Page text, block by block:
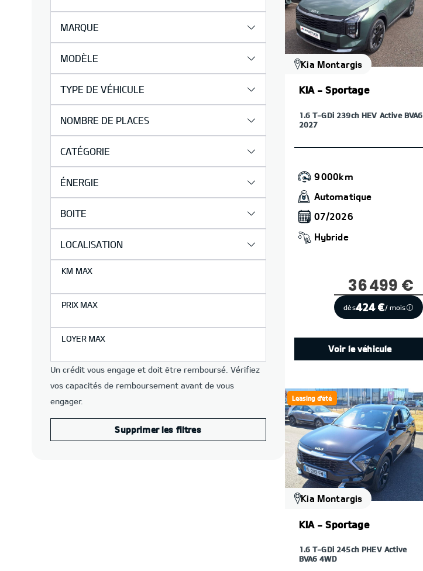
MARQUE
MODÈLE
TYPE DE VÉHICULE
NOMBRE DE PLACES
CATÉGORIE
ÉNERGIE
BOITE
LOCALISATION
KM MAX
PRIX MAX
LOYER MAX
Un crédit vous engage et doit être remboursé. Vérifiez
vos capacités de remboursement avant de vous
engager.
Supprimer les filtres
Kia Montargis
KIA - Sportage
1.6 T-GDi 239ch HEV Active BVA6
2027
9 000km
Automatique
07/2026
Hybride
36 499 €
dès424 €/ mois
Voir le véhicule
Leasing d'été
Kia Montargis
KIA - Sportage
1.6 T-GDi 245ch PHEV Active
BVA6 4WD